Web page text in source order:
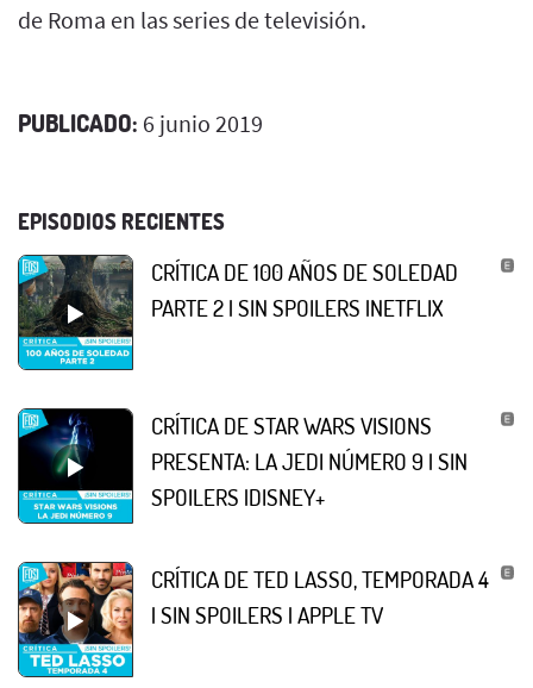
de Roma en las series de televisión.
PUBLICADO: 6 junio 2019
EPISODIOS RECIENTES
CRÍTICA DE 100 AÑOS DE SOLEDAD
PARTE 2 | SIN SPOILERS |NETFLIX
CRÍTICA DE STAR WARS VISIONS
PRESENTA: LA JEDI NÚMERO 9 | SIN
SPOILERS |DISNEY+
CRÍTICA DE TED LASSO, TEMPORADA 4
| SIN SPOILERS | APPLE TV